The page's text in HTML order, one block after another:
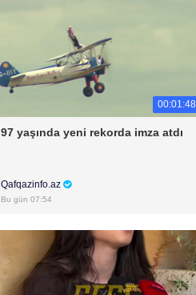
00:01:48
97 yaşında yeni rekorda imza atdı
Qafqazinfo.az
Bu gün 07:54